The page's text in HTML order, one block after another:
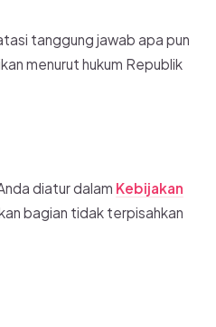
tanggung jawab apa pun
menurut hukum Republik
diatur dalam Kebijakan
bagian tidak terpisahkan